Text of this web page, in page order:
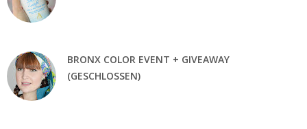
BRONX COLOR EVENT + GIVEAWAY
(GESCHLOSSEN)